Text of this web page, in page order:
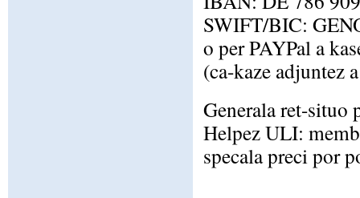
SWIFT/BIC:
o per PAYPal a
(ca-kaze adjuntez
Generala ret-
Helpez ULI:
specala preci por